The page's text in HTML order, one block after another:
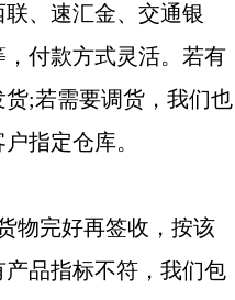
、速汇金、交通银
付款方式灵活。若有
;若需要调货，我们也
指定仓库。
物完好再签收，按该
品指标不符，我们包